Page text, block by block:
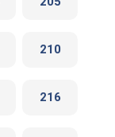
210
216